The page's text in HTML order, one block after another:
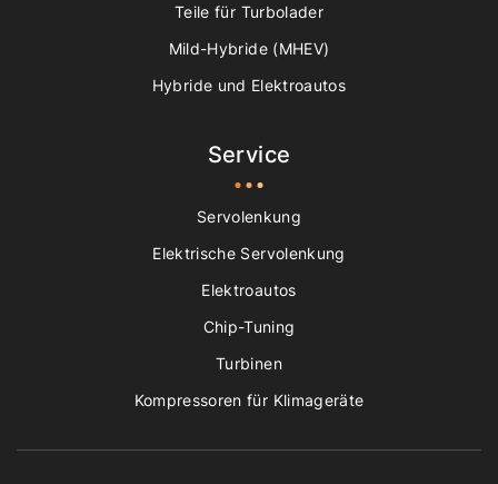
Teile für Turbolader
Mild-Hybride (MHEV)
Hybride und Elektroautos
Service
Servolenkung
Elektrische Servolenkung
Elektroautos
Chip-Tuning
Turbinen
Kompressoren für Klimageräte